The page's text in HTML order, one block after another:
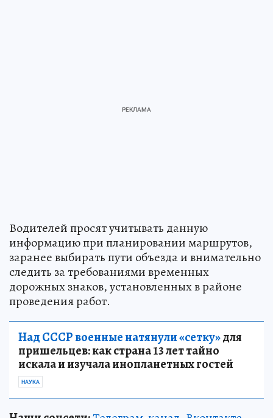
Водителей просят учитывать данную
информацию при планировании маршрутов,
заранее выбирать пути объезда и внимательно
следить за требованиями временных
дорожных знаков, установленных в районе
проведения работ.
Над СССР военные натянули «сетку»для
пришельцев: как страна 13 лет тайно
искала и изучала инопланетных гостей
НАУКА